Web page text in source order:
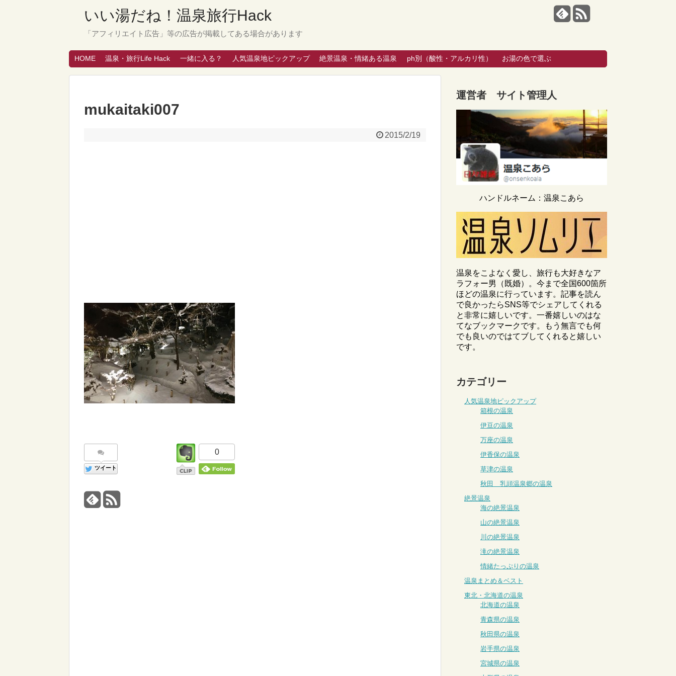
いい湯だね！温泉旅行Hack
「アフィリエイト広告」等の広告が掲載してある場合があります
HOME 温泉・旅行Life Hack 一緒に入る？ 人気温泉地ピックアップ 絶景温泉・情緒ある温泉 ph別（酸性・アルカリ性） お湯の色で選ぶ
mukaitaki007
2015/2/19
ツイート
0
運営者 サイト管理人
ハンドルネーム：温泉こあら
温泉をこよなく愛し、旅行も大好きなア
ラフォー男（既婚）。今まで全国600箇所
ほどの温泉に行っています。記事を読ん
で良かったらSNS等でシェアしてくれる
と非常に嬉しいです。一番嬉しいのはな
てなブックマークです。もう無言でも何
でも良いのではてブしてくれると嬉しい
です。
カテゴリー
人気温泉地ピックアップ
箱根の温泉
伊豆の温泉
万座の温泉
伊香保の温泉
草津の温泉
秋田 乳頭温泉郷の温泉
絶景温泉
海の絶景温泉
山の絶景温泉
川の絶景温泉
滝の絶景温泉
情緒たっぷりの温泉
温泉まとめ＆ベスト
東北・北海道の温泉
北海道の温泉
青森県の温泉
秋田県の温泉
岩手県の温泉
宮城県の温泉